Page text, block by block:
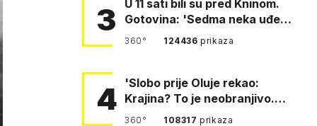
3
U 11 sati bili su pred Kninom.
Gotovina: 'Sedma neka uđe,
4. gardijska neka g…
360° 124436prikaza
4
'Slobo prije Oluje rekao:
Krajina? To je neobranjivo.
Tuđmana zvao Krivousti'
360° 108317prikaza